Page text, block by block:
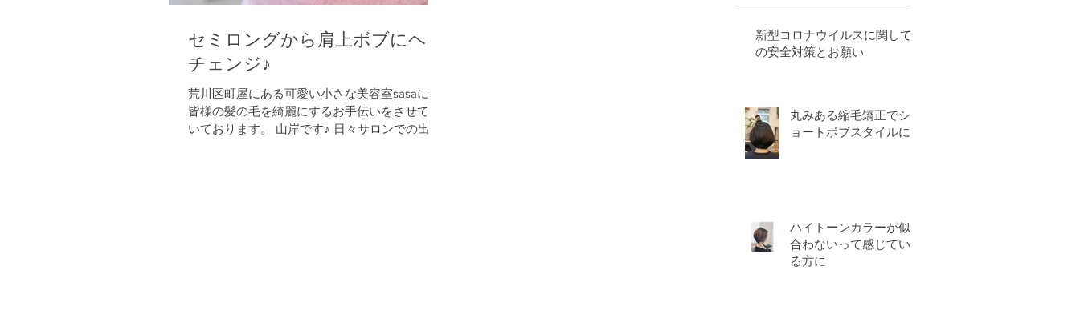
セミロングから肩上ボブにヘア
チェンジ♪
荒川区町屋にある可愛い小さな美容室sasaにて
皆様の髪の毛を綺麗にするお手伝いをさせて頂
いております。 山岸です♪ 日々サロンでの出来
新型コロナウイルスに関して
の安全対策とお願い
丸みある縮毛矯正でシ
ョートボブスタイルに
ハイトーンカラーが似
合わないって感じてい
る方に